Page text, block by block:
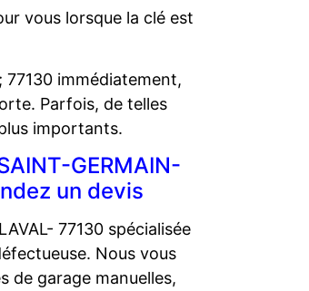
vous lorsque la clé est
77130 immédiatement,
Parfois, de telles
importants.
GERMAIN-
un devis
77130 spécialisée
Nous vous
de garage manuelles,